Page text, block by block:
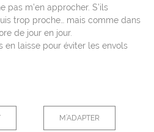
pas m’en approcher. S’ils
trop proche… mais comme dans
de jour en jour.
en laisse pour éviter les envols
M’ADAPTER